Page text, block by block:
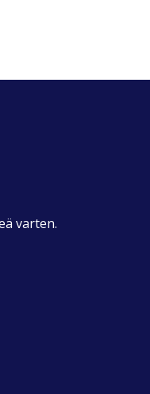
varten.